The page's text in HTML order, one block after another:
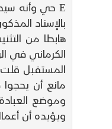
بالإسناد
هابطا من
الكرماني في
المستقبل قلت
مانع أن
وموضع
ويؤيده أن أعمال